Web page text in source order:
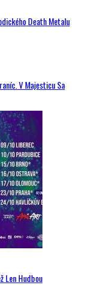
Death Metalu
V Majesticu Sa
Len Hudbou